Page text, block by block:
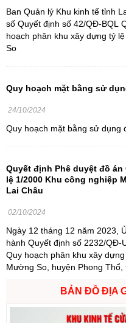
Ban Quản lý Khu kinh tế tỉnh
số Quyết định số 42/QĐ-BQL
hoạch phân khu xây dựng tỷ
So
Quy hoạch mặt bằng sử
24/10/2024
Quy hoạch mặt bằng sử dụng
Quyết định Phê duyệt đồ
lệ 1/2000 Khu công nghiệp
Lai Châu
02/10/2024
Ngày 12 tháng 12 năm 2023,
hành Quyết định số 2232/QĐ-
Quy hoạch phân khu xây
Mường So, huyện Phong Thổ,
BẢN ĐỒ ĐỊA